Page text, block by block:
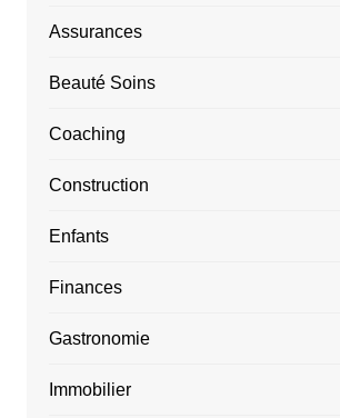
Assurances
Beauté Soins
Coaching
Construction
Enfants
Finances
Gastronomie
Immobilier